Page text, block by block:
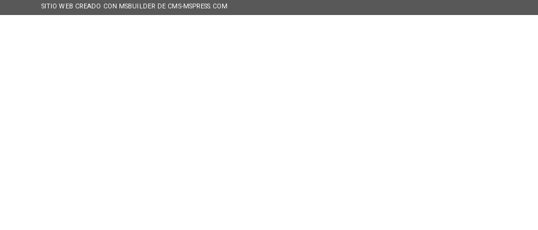
SITIO WEB CREADO CON MSBUILDER DE CMS-MSPRESS.COM